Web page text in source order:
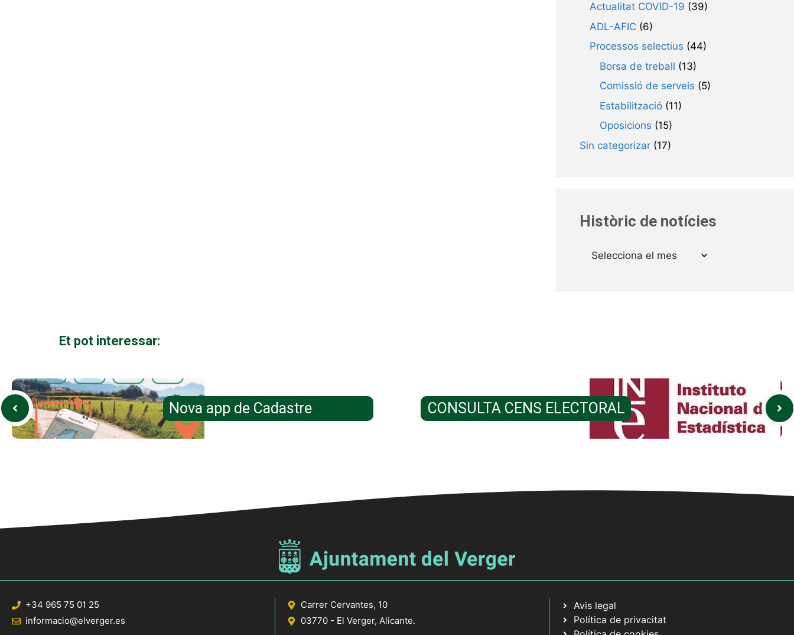
Actualitat COVID-19 (39)
ADL-AFIC(6)
Processos selectius (44)
Borsa de treball (13)
Comissió de serveis (5)
Estabilització(11)
Oposicions (15)
Sin categorizar(17)
Històric de notícies
Arxius
Et pot interessar:
Nova app de Cadastre CONSULTA CENS ELECTORAL
+34 965 75 01 25
informacio@elverger.es
Carrer Cervantes, 10
03770 - El Verger, Alicante.
Avis legal
Política de privacitat